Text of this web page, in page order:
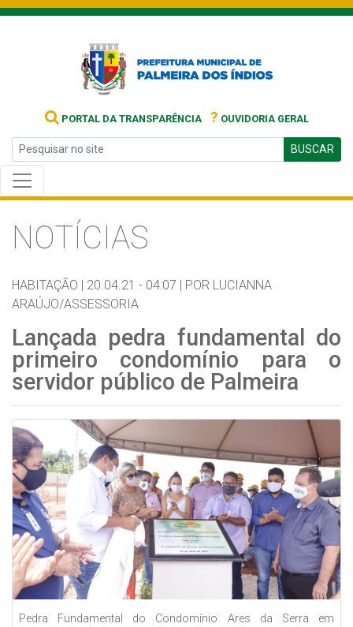
PORTAL DA TRANSPARÊNCIA ? OUVIDORIA GERAL
BUSCAR
NOTÍCIAS
HABITAÇÃO | 20.04.21 - 04:07 | POR LUCIANNA
ARAÚJO/ASSESSORIA
Lançada pedra fundamental do
primeiro condomínio para o
servidor público de Palmeira
Pedra Fundamental do Condomínio Ares da Serra em